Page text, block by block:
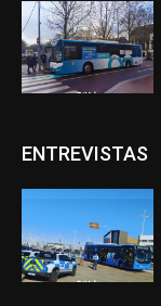
ENTREVISTAS